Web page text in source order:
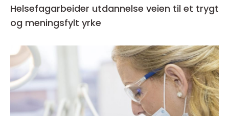
Helsefagarbeider utdannelse veien til et trygt
og meningsfylt yrke